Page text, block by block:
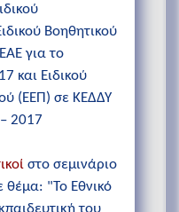
Βοηθητικού
για το
και Ειδικού
(ΕΕΠ) σε ΚΕΔΔΥ
2017
στο σεμινάριο
θέμα: "Το Εθνικό
του